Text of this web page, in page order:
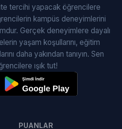
tercihi yapacak öğrencilere
kampüs deneyimlerini
Gerçek deneyimlere dayalı
yaşam koşullarını, eğitim
daha yakından tanıyın. Sen
ışık tut!
PUANLAR